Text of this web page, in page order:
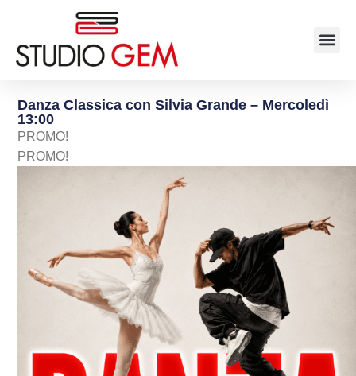
Danza Classica con Silvia Grande – Mercoledì
13:00
PROMO!
PROMO!